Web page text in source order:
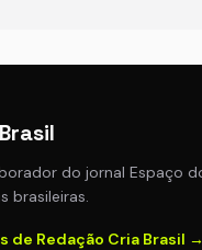
do jornal Espaço
brasileiras.
de Redação Cria Brasil →